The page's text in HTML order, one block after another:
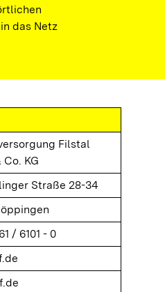
das Netz
Filstal
Co. KG
Straße 28-34
/ 6101 - 0